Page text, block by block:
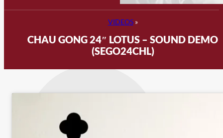
VIDEOS»
CHAU GONG 24″ LOTUS – SOUND DEMO
(SEGO24CHL)